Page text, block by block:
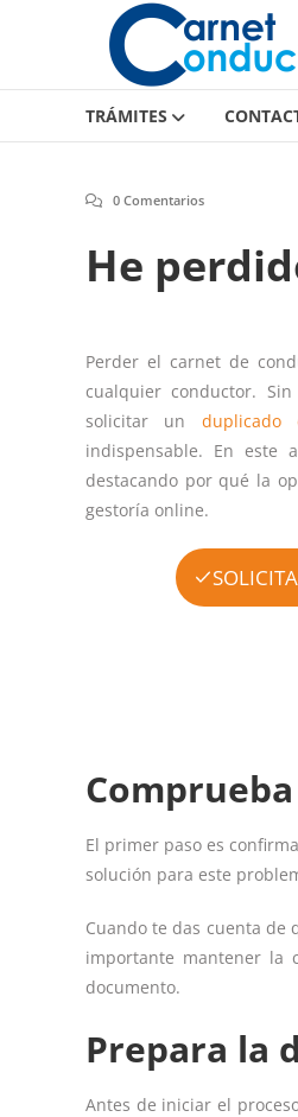
Carnet
de
conducir
Carnet
conducir
TRÁMITES
0 Comentarios
He
Perder el carnet de
cualquier conductor.
solicitar un
indispensable. En este
destacando por qué la
gestoría online.
El primer paso es
solución para este
Cuando te das cuenta de
importante mantener la
documento.
Prepara la
Antes de iniciar el